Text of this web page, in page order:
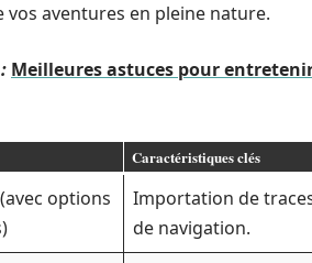
vos aventures en pleine nature.
Meilleures astuces pour
Caractéristiques clés
options
Importation de
de navigation.